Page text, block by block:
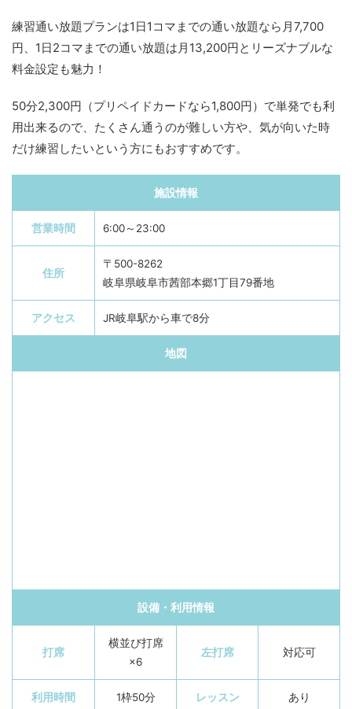
練習通い放題プランは1日1コマまでの通い放題なら月7,700
円、1日2コマまでの通い放題は月13,200円とリーズナブルな
料金設定も魅力！
50分2,300円（プリペイドカードなら1,800円）で単発でも利
用出来るので、たくさん通うのが難しい方や、気が向いた時
だけ練習したいという方にもおすすめです。
施設情報
営業時間 6:00～23:00
住所
〒500-8262
岐阜県岐阜市茜部本郷1丁目79番地
アクセス JR岐阜駅から車で8分
地図
設備・利用情報
打席
横並び打席
×6
左打席 対応可
利用時間 1枠50分 レッスン あり